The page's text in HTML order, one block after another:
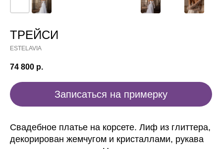
ТРЕЙСИ
ESTELAVIA
74 800 р.
Записаться на примерку
Свадебное платье на корсете. Лиф из глиттера,
декорирован жемчугом и кристаллами, рукава